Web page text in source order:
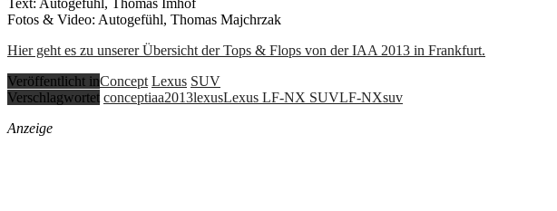
Text: Autogefühl, Thomas Imhof
Fotos & Video: Autogefühl, Thomas Majchrzak
Hier geht es zu unserer Übersicht der Tops & Flops von der IAA 2013 in Frankfurt.
Veröffentlicht inConcept Lexus SUV
Verschlagwortet conceptiaa2013lexusLexus LF-NX SUVLF-NXsuv
Anzeige